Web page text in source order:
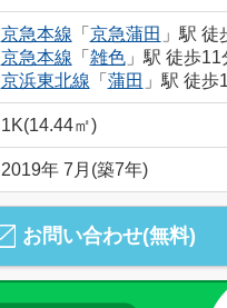
京急本線 「 京急蒲田 」駅 徒
京急本線 「 雑色」駅 徒歩11
京浜東北線 「 蒲田 」駅 徒歩
1K(14.44㎡)
2019年 7月(築7年)
お問い合わせ(無料)